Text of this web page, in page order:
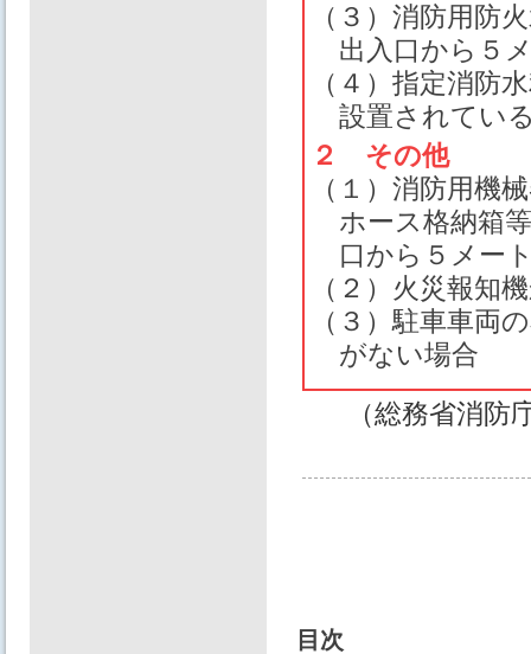
（３）消防用防
出入口から５
（４）指定消防
設置されてい
２ その他
（１）消防用機
ホース格納箱
口から５メー
（２）火災報知
（３）駐車車両
がない場合
（総務省消
目次